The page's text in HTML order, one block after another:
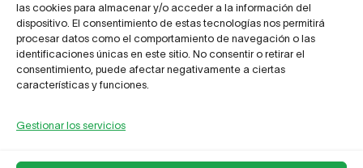
las cookies para almacenar y/o acceder a la información del
dispositivo. El consentimiento de estas tecnologías nos permitirá
procesar datos como el comportamiento de navegación o las
identificaciones únicas en este sitio. No consentir o retirar el
consentimiento, puede afectar negativamente a ciertas
características y funciones.
Gestionar los servicios
Proyecto Digitaliza Teletrabajo